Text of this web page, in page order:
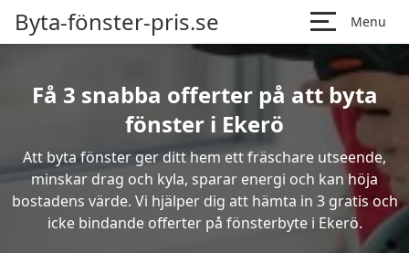
Byta-fönster-pris.se Menu
Få 3 snabba offerter på att byta
fönster i Ekerö
Att byta fönster ger ditt hem ett fräschare utseende,
minskar drag och kyla, sparar energi och kan höja
bostadens värde. Vi hjälper dig att hämta in 3 gratis och
icke bindande offerter på fönsterbyte i Ekerö.